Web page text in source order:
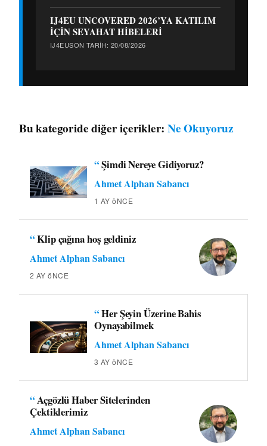
IJ4EU UNCOVERED 2026’YA KATILIM
İÇİN SEYAHAT HİBELERİ
IJ4EUSON TARIH: 20/08/2026
Bu kategoride diğer içerikler:Ne Okuyoruz
“Şimdi Nereye Gidiyoruz?
Ahmet Alphan Sabancı
1 AY öNCE
“Klip çağına hoş geldiniz
Ahmet Alphan Sabancı
2 AY öNCE
“Her Şeyin Üzerine Bahis
Oynayabilmek
Ahmet Alphan Sabancı
3 AY öNCE
“Açgözlü Haber Sitelerinden
Çektiklerimiz
Ahmet Alphan Sabancı